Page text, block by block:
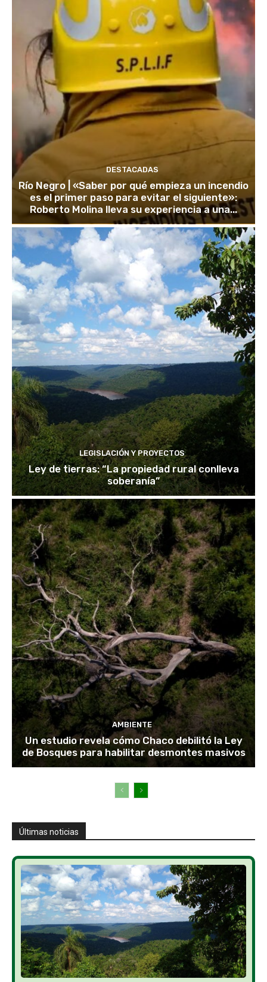
DESTACADAS
Río Negro | «Saber por qué empieza un incendio
es el primer paso para evitar el siguiente»:
Roberto Molina lleva su experiencia a una...
LEGISLACIÓN Y PROYECTOS
Ley de tierras: “La propiedad rural conlleva
soberanía”
AMBIENTE
Un estudio revela cómo Chaco debilitó la Ley
de Bosques para habilitar desmontes masivos
Últimas noticias